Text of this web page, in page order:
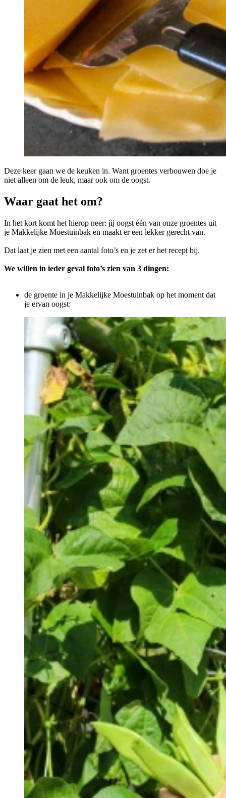
Deze keer gaan we de keuken in. Want groentes verbouwen doe je
niet alleen om de leuk, maar ook om de oogst.
Waar gaat het om?
In het kort komt het hierop neer: jij oogst één van onze groentes uit
je Makkelijke Moestuinbak en maakt er een lekker gerecht van.
Dat laat je zien met een aantal foto’s en je zet er het recept bij.
We willen in ieder geval foto’s zien van 3 dingen:
de groente in je Makkelijke Moestuinbak op het moment dat
je ervan oogst: